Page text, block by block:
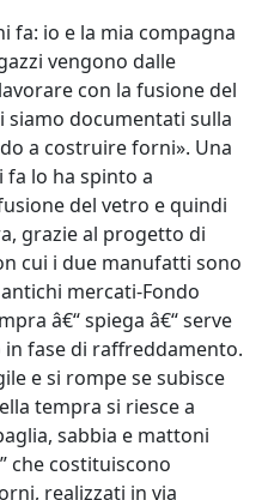
fa: io e la mia compagna
vengono dalle
con la fusione del
siamo documentati sulla
a costruire forni». Una
fa lo ha spinto a
del vetro e quindi
grazie al progetto di
cui i due manufatti sono
mercati-Fondo
â€“ spiega â€“ serve
fase di raffreddamento.
e si rompe se subisce
tempra si riesce a
sabbia e mattoni
che costituiscono
realizzati in via